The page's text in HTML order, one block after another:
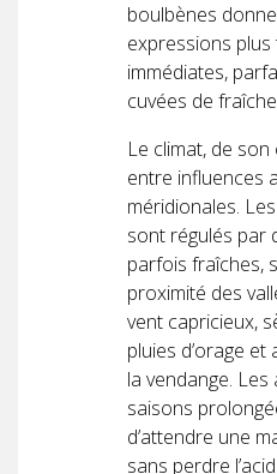
boulbènes
expressions plus
immédiates,
cuvées de
Le climat, de
entre influences
méridionales.
sont régulés par
parfois fraîches,
proximité des
vent capricieux,
pluies d’orage
la vendange.
saisons
d’attendre une
sans perdre